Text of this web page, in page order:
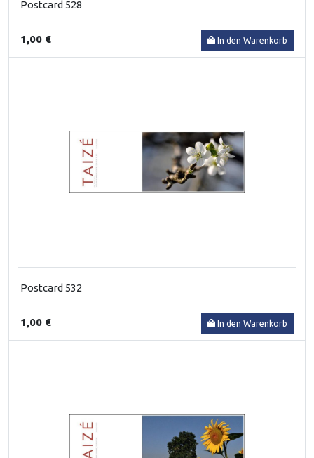
Postcard 528
1,00 € In den Warenkorb
Postcard 532
1,00 € In den Warenkorb